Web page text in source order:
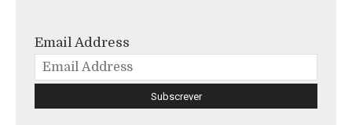
Email Address